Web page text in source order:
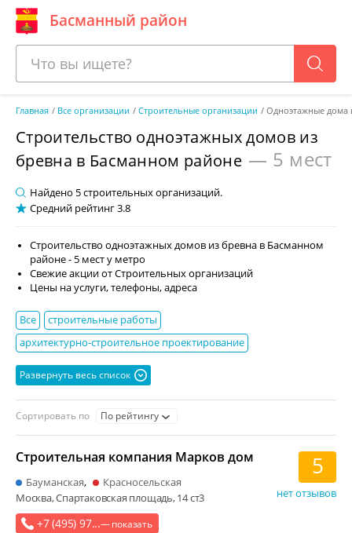
Басманный район
Главная Все организации Строительные организации Одноэтажные дома
Строительство одноэтажных домов из
бревна в Басманном районе — 5 мест
Найдено 5 строительных организаций.
Средний рейтинг 3.8
Строительство одноэтажных домов из бревна в Басманном
районе - 5 мест у метро
Свежие акции от Строительных организаций
Цены на услуги, телефоны, адреса
Все
строительные работы
архитектурно-строительное проектирование
ремонт и отделка помещений
дизайн интерьеров
строительные и отделочные материалы
монтаж инженерных систем
система отопления и водоснабжения и канализации
декоративные элементы и покрытия
разработка планировочного решения
напольное покрытие
жилищное строительство
проектирование инженерных систем
Развернуть весь список
Сортировать по По рейтингу
+7 (495) 97...— показать
Строительная компания Марков дом 5
нет отзывов
Бауманская
Красносельская
Москва, Спартаковская площадь, 14 ст3